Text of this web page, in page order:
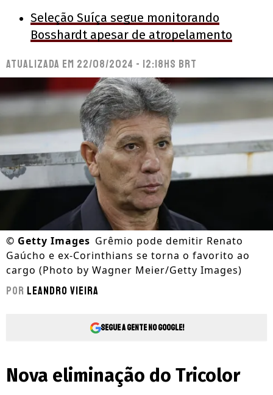
Seleção Suíça segue monitorando
Bosshardt apesar de atropelamento
Atualizada em 22/08/2024 - 12:18hs BRT
© Getty Images Grêmio pode demitir Renato
Gaúcho e ex-Corinthians se torna o favorito ao
cargo (Photo by Wagner Meier/Getty Images)
Por Leandro Vieira
Segue a gente no Google!
Nova eliminação do Tricolor